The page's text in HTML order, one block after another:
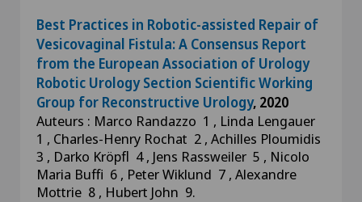
Best Practices in Robotic-assisted Repair of
Vesicovaginal Fistula: A Consensus Report
from the European Association of Urology
Robotic Urology Section Scientific Working
Group for Reconstructive Urology, 2020
Auteurs : Marco Randazzo 1 , Linda Lengauer
1 , Charles-Henry Rochat 2 , Achilles Ploumidis
3 , Darko Kröpfl 4 , Jens Rassweiler 5 , Nicolo
Maria Buffi 6 , Peter Wiklund 7 , Alexandre
Mottrie 8 , Hubert John 9.